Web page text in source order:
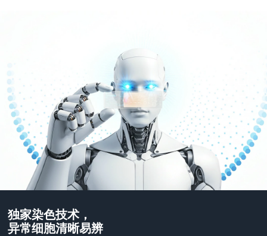
独家染色技术，
异常细胞清晰易辨